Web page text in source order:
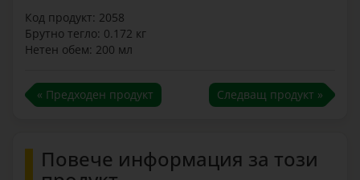
Код продукт: 2058
Брутно тегло: 0.172 кг
Нетен обем: 200 мл
« Предходен продукт Следващ продукт »
Повече информация за този